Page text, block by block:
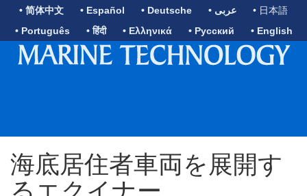
• 简体中文 • Español • Deutsche • عربى
• 日本語
• Português
• हिंदी • Ελληνικά • Русский • English
海底居住者車両を展開す